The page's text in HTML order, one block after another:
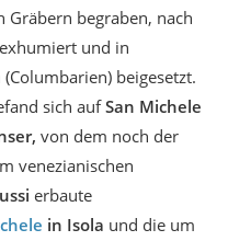
begraben, nach
und in
beigesetzt.
sich aufSan Michele
von dem noch der
venezianischen
erbaute
in Isola und die um